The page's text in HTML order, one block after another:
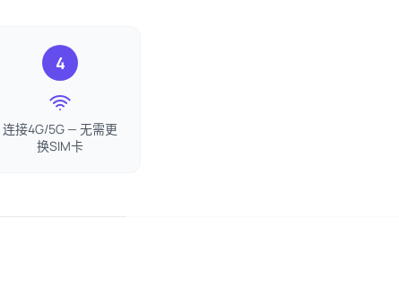
4
连接4G/5G — 无需更
换SIM卡